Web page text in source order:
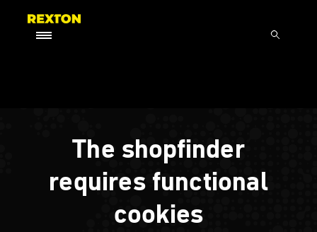
The shopfinder
requires functional
cookies